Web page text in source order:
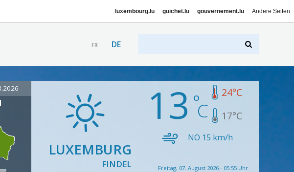
luxembourg.lu guichet.lu gouvernement.lu Andere Seiten
FR DE
LUXEMBURG
FINDEL
13 24°C
17°C
NO 15 km/h
Freitag, 07. August 2026 - 05:55 Uhr